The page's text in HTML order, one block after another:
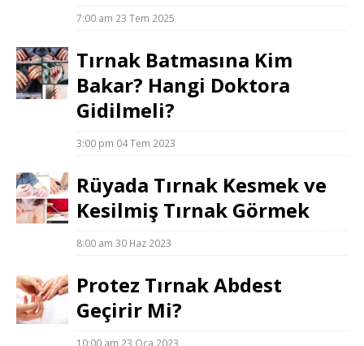
7:00 am 23 Tem 2025
Tırnak Batmasına Kim
Bakar? Hangi Doktora
Gidilmeli?
3:00 pm 04 Tem 2023
Rüyada Tırnak Kesmek ve
Kesilmiş Tırnak Görmek
8:00 am 30 Haz 2023
Protez Tırnak Abdest
Geçirir Mi?
10:00 am 23 Oca 2023